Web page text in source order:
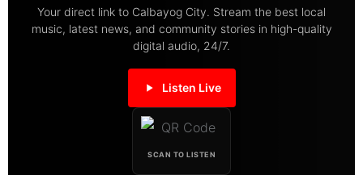
Your direct link to Calbayog City. Stream the best local
music, latest news, and community stories in high-quality
digital audio, 24/7.
Listen Live
SCAN TO LISTEN